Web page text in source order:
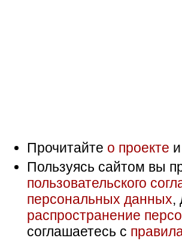
Прочитайте о проекте
Пользуясь сайтом вы
пользовательского
персональных данных,
распространение
соглашаетесь с